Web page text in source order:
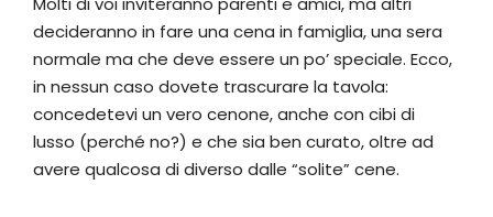
decideranno in fare una cena in famiglia, una sera
normale ma che deve essere un po’ speciale. Ecco,
in nessun caso dovete trascurare la tavola:
concedetevi un vero cenone, anche con cibi di
lusso (perché no?) e che sia ben curato, oltre ad
avere qualcosa di diverso dalle “solite” cene.